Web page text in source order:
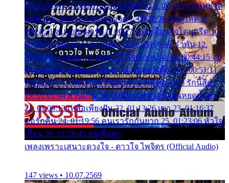
00:06:50 คน 4. 00:10:36 บุญเหลือเกิน 5. 00:13:58 ฝนหยาด
สุดท้าย 6. 00:17:30 ยาใจยาจก 7. 00:20:30 คิดดูให้ดี 8.
00:24:21 ลบรอยแผลรัก 9. 00:27:35 เหมือนใจโดนกรีด 10.
00:30:54 ขบวนการเปาเปียว 11. 00:34:05 คำรำพัน 12.
00:37:20 ปาหนัน 13. 00:40:37 ใจเจ้ากรรม 14. 00:44:15 จูบ
ฉันแล้วจงตายเสีย 15. 00:47:24 ขอสูมาเต๊อะ 16. 00:51:11
คนใจมาร 17. 00:54:50 คืนทรมาน 18. 00:58:25 รักนี้สีดำ
19. 01:01:44 ส่วนเกิน 20. 01:05:42 หยาดน้ำฝนหยดน้ำตา
21. 01:09:13 เหลือเพียงฝัน 22. 01:13:26 เขา 23. 01:16:37
ขอรักคืน 24. 01:19:56 คนเรารักกันยาก 25. 01:23:06 หัวใจ
เถื่อน 26. 01:26:45 อยู่เพื่อลูก
เพลงเพราะเสนาะดวงใจ - ดาวใจ ไพจิตร (Official Audio)
147 views • 10.07.2569